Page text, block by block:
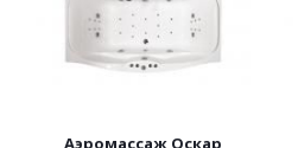
Аэромассаж Оскар